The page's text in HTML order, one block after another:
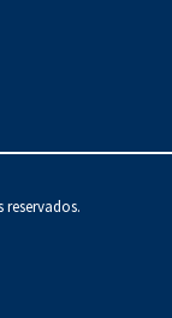
reservados.